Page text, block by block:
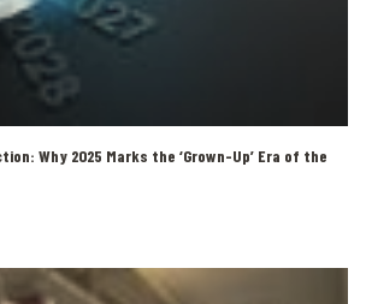
Why 2025 Marks the ‘Grown-Up’ Era of the